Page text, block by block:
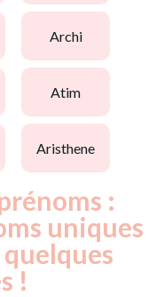
archi
atim
aristhene
:
uniques
!